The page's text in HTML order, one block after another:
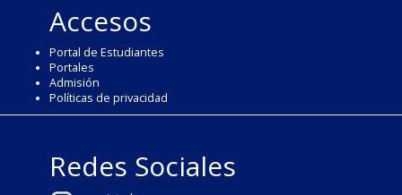
Accesos
Portal de Estudiantes
Portales
Admisión
Políticas de privacidad
Redes Sociales